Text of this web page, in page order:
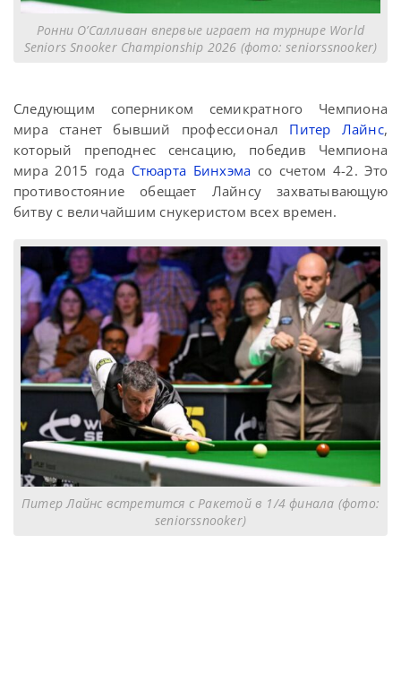
Ронни О’Салливан впервые играет на турнире World
Seniors Snooker Championship 2026 (фото: seniorssnooker)
Следующим соперником семикратного Чемпиона
мира станет бывший профессионал Питер Лайнс,
который преподнес сенсацию, победив Чемпиона
мира 2015 года Стюарта Бинхэма со счетом 4-2. Это
противостояние обещает Лайнсу захватывающую
битву с величайшим снукеристом всех времен.
Питер Лайнс встретится с Ракетой в 1/4 финала (фото:
seniorssnooker)